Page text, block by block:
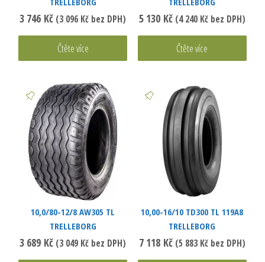
3 746 Kč (3 096 Kč bez DPH)
Čtěte více
5 130 Kč (4 240 Kčbez DPH)
Čtěte více
10,0/80-12/8 AW305 TL
TRELLEBORG
3 689 Kč (3 049 Kč bez DPH)
10,00-16/10 TD300 TL 119A8
TRELLEBORG
7 118 Kč (5 883 Kčbez DPH)